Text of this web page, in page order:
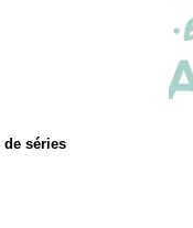
de séries